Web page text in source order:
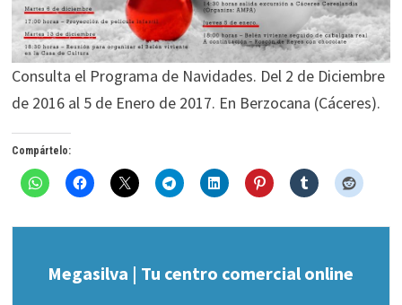
Consulta el Programa de Navidades. Del 2 de Diciembre
de 2016 al 5 de Enero de 2017. En Berzocana (Cáceres).
Compártelo:
Megasilva | Tu centro comercial online